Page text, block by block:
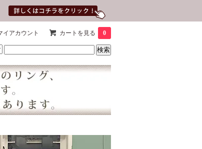
イアカウント カートを見る 0